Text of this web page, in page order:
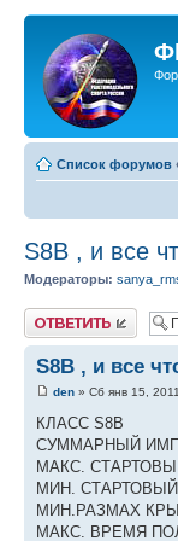
Список форумов ‹
S8B , и все
Модераторы:
Ответить
S8B , и все
den » Сб янв 15,
КЛАСС S8B
СУММАРНЫЙ
МАКС.
МИН. СТАРТОВЫЙ
МИН.РАЗМАХ
МАКС. ВРЕМЯ